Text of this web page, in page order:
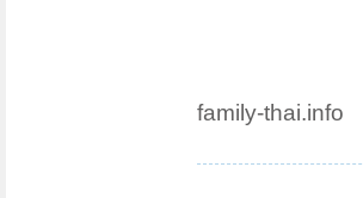
family-thai.info